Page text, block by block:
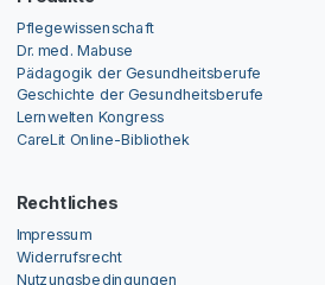
Pflegewissenschaft
Dr. med. Mabuse
Pädagogik der Gesundheitsberufe
Geschichte der Gesundheitsberufe
Lernwelten Kongress
CareLit Online-Bibliothek
Rechtliches
Impressum
Widerrufsrecht
Nutzungsbedingungen